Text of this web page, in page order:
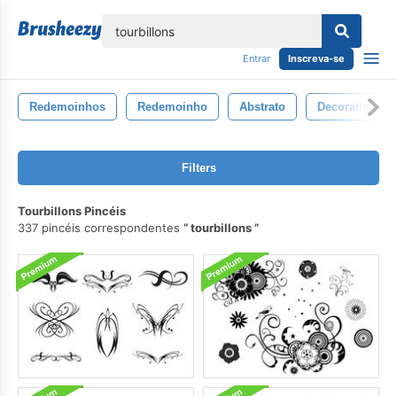
Entrar Inscreva-se
Redemoinhos Redemoinho Abstrato Decorativo
Filters
Tourbillons Pincéis
337 pincéis correspondentes
tourbillons